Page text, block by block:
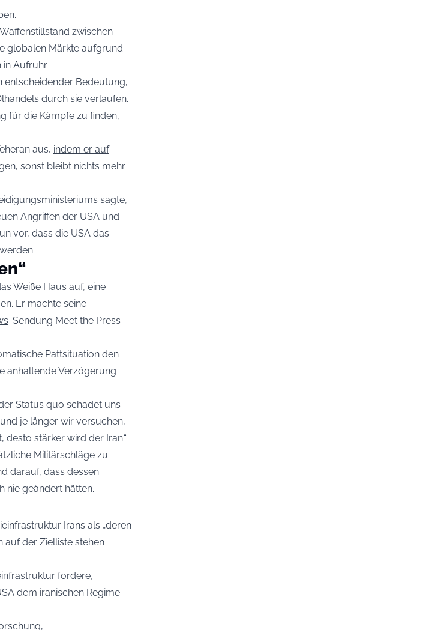
zwischen
globalen Märkte aufgrund
Aufruhr.
entscheidender Bedeutung,
durch sie verlaufen.
für die Kämpfe zu finden,
aus, indem er auf
sonst bleibt nichts mehr
sagte,
Angriffen der USA und
vor, dass die USA das
Weiße Haus auf, eine
Er machte seine
-Sendung Meet the Press
Pattsituation den
anhaltende Verzögerung
Status quo schadet uns
je länger wir versuchen,
stärker wird der Iran.“
Militärschläge zu
darauf, dass dessen
nie geändert hätten.
Irans als „deren
auf der Zielliste stehen
fordere,
dem iranischen Regime